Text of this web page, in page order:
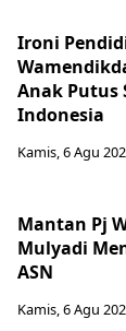
Ironi
Anak Putus
Indonesia
Kamis, 6 Agu
Mantan Pj
Mulyadi
ASN
Kamis, 6 Agu